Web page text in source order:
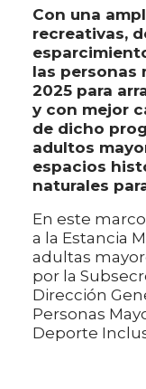
Con una
recreativas,
las personas
2025 para
y con mejor
de dicho
adultos
espacios
naturales
En este
a la Estancia
adultas
por la
Dirección
Personas
Deporte